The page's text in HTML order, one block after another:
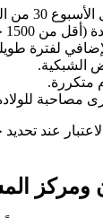
من الحمل).
من 1500 جرام).
لفترة
الشبكية.
متكررة.
عند